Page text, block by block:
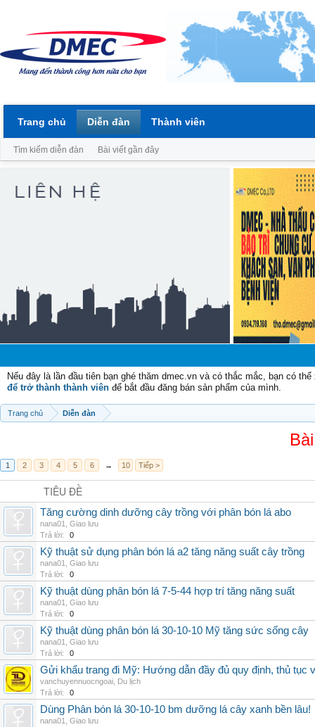
Nếu đây là lần đầu tiên bạn ghé thăm dmec.vn và có thắc mắc, bạn có
để trở thành thành viên để bắt đầu đăng bán sản phẩm của mình.
Trang chủ Diễn đàn
1 2 3 4 5 6 → 10 Tiếp >
TIÊU ĐỀ
Tăng cường dinh dưỡng cây trồng với phân bón lá abo
nana01
Giao lưu
Trả lời:
0
Kỹ thuật sử dụng phân bón lá a2 tăng năng suất cây trồng
nana01
Giao lưu
Trả lời:
0
Kỹ thuật dùng phân bón lá 7-5-44 hợp trí tăng năng suất
nana01
Giao lưu
Trả lời:
0
Kỹ thuật dùng phân bón lá 30-10-10 Mỹ tăng sức sống cây
nana01
Giao lưu
Trả lời:
0
Gửi khẩu trang đi Mỹ: Hướng dẫn đầy đủ quy định, thủ tục
vanchuyennuocngoai Du lịch
Trả lời:
0
Dùng Phân bón lá 30-10-10 bm dưỡng lá cây xanh bền lâu!
nana01
Giao lưu
Trang chủ Diễn đàn
Tìm kiếm diễn đàn Bài viết gần đây
Thành viên